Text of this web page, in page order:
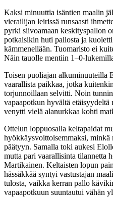
Kaksi minuuttia isäntien maalin
vierailijan leirissä runsaasti
pyrki siivoamaan keskityspallon
potkaisikin huti pallosta ja
kämmenellään. Tuomaristo ei
Näin tauolle mentiin 1–0-
Toisen puoliajan alkuminuuteilla
vaarallista paikkaa, jotka
torjunnoillaan selvitti. Noin
vapaapotkun hyvältä
venytti vielä alanurkkaa kohti
Ottelun loppuosalla keltapaidat
hyökkäysvoittoisemmaksi, minkä
päätyyn. Samalla toki aukesi
mutta pari vaarallisinta tilannetta
Martikainen. Keltaisten lopun
hässäkkää syntyi vastustajan
tulosta, vaikka kerran pallo
vapaapotkuun suuntautui vähän